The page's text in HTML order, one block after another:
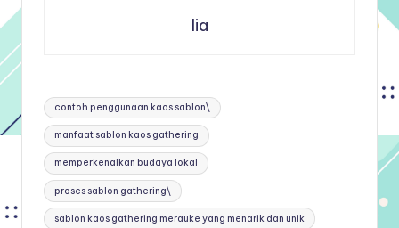
lia
Tags:
contoh penggunaan kaos sablon\
manfaat sablon kaos gathering
memperkenalkan budaya lokal
proses sablon gathering\
sablon kaos gathering merauke yang menarik dan unik